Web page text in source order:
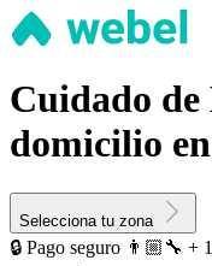
Cuidado de
domicilio
Selecciona tu zona
🔒 Pago seguro 👨🏼‍🔧 +